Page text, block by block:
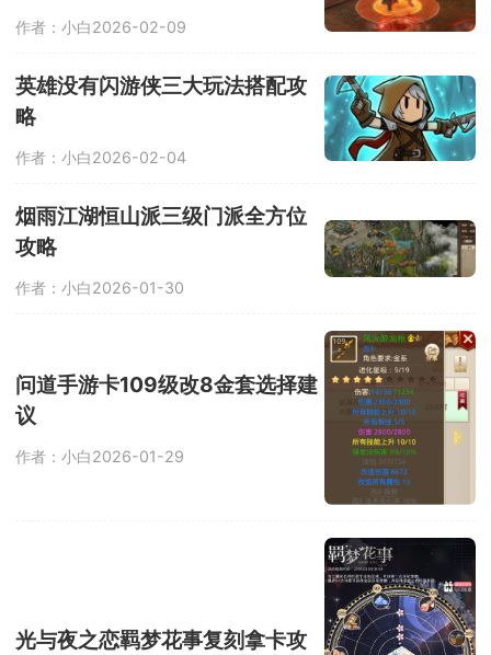
作者：小白2026-02-09
英雄没有闪游侠三大玩法搭配攻
略
作者：小白2026-02-04
烟雨江湖恒山派三级门派全方位
攻略
作者：小白2026-01-30
问道手游卡109级改8金套选择建
议
作者：小白2026-01-29
光与夜之恋羁梦花事复刻拿卡攻